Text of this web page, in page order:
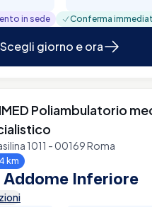
in sede Conferma
Scegli giorno e ora
Poliambulatorio
1011 - 00169 Roma
km
Inferiore